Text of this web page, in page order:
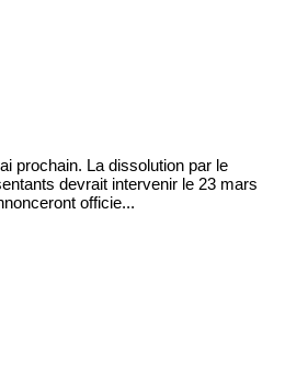
prochain. La dissolution par le
devrait intervenir le 23 mars
officie...